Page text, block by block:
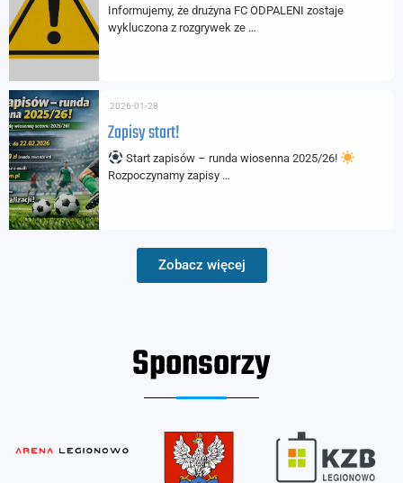
Informujemy, że drużyna FC ODPALENI zostaje
wykluczona z rozgrywek ze …
Zapisy start!
2026-01-28
Start zapisów – runda wiosenna 2025/26!
Rozpoczynamy zapisy …
Zobacz więcej
Sponsorzy